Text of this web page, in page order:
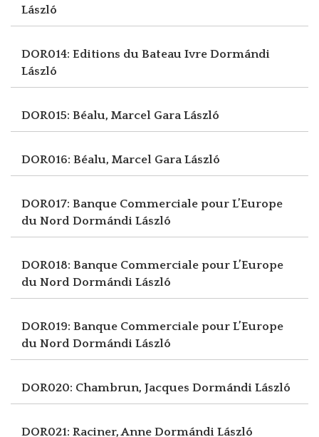
László
DOR014: Editions du Bateau Ivre Dormándi
László
DOR015: Béalu, Marcel Gara László
DOR016: Béalu, Marcel Gara László
DOR017: Banque Commerciale pour L’Europe
du Nord Dormándi László
DOR018: Banque Commerciale pour L’Europe
du Nord Dormándi László
DOR019: Banque Commerciale pour L’Europe
du Nord Dormándi László
DOR020: Chambrun, Jacques Dormándi László
DOR021: Raciner, Anne Dormándi László